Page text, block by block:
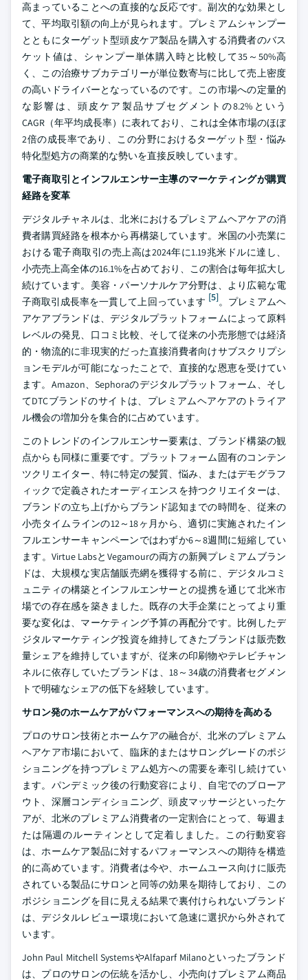
高まっていることへの直接的な反応です。副次的な効果とし
て、平均取引額の向上が見られます。プレミアムシャンプー
とともにターゲット型頭皮ケア製品を購入する消費者のバス
ケット値は、シャンプー単体購入時と比較して35～50%高
く、この治療サブカテゴリーが単位数寄与に比して売上密度
の高いドライバーとなっているのです。この市場への定量的
な影響は、頭皮ケア製品サブセグメントの8.2%という
CAGR（年平均成長率）に表れており、これは全体市場のほぼ
2倍の成長率であり、この分野におけるターゲット型・悩み
特化型処方の商業的な勢いを直接反映しています。
電子商取引とインフルエンサー主導のマーケティングが購買
経路を変革
デジタルチャネルは、北米におけるプレミアムヘアケアの消
費者購買経路を根本から再構築しています。米国の小売業に
おける電子商取引の売上高は2024年に1.19兆米ドルに達し、
小売売上高全体の16.1%を占めており、この割合は毎年拡大し
続けています。美容・パーソナルケア分野は、より広範な電
子商取引成長率を一貫して上回っています [5]。プレミアムヘ
アケアブランドは、デジタルプラットフォームによって原料
レベルの発見、口コミ比較、そして従来の小売形態では経済
的・物流的に非現実的だった直接消費者向けサブスクリプシ
ョンモデルが可能になったことで、直接的な恩恵を受けてい
ます。Amazon、Sephoraのデジタルプラットフォーム、そし
てDTCブランドのサイトは、プレミアムヘアケアのトライア
ル機会の増加分を集合的に占めています。
このトレンドのインフルエンサー要素は、ブランド構築の観
点からも同様に重要です。プラットフォーム固有のコンテン
ツクリエイター、特に特定の髪質、悩み、またはデモグラフ
ィックで定義されたオーディエンスを持つクリエイターは、
ブランドの立ち上げからブランド認知までの時間を、従来の
小売タイムラインの12～18ヶ月から、適切に実施されたイン
フルエンサーキャンペーンではわずか6～8週間に短縮してい
ます。Virtue LabsとVegamourの両方の新興プレミアムブラン
ドは、大規模な実店舗販売網を獲得する前に、デジタルコミ
ュニティの構築とインフルエンサーとの提携を通じて北米市
場での存在感を築きました。既存の大手企業にとってより重
要な変化は、マーケティング予算の再配分です。比例したデ
ジタルマーケティング投資を維持してきたブランドは販売数
量シェアを維持していますが、従来の印刷物やテレビチャン
ネルに依存していたブランドは、18～34歳の消費者セグメン
トで明確なシェアの低下を経験しています。
サロン発のホームケアがパフォーマンスへの期待を高める
プロのサロン技術とホームケアの融合が、北米のプレミアム
ヘアケア市場において、臨床的またはサロングレードのポジ
ショニングを持つプレミアム処方への需要を牽引し続けてい
ます。パンデミック後の行動変容により、自宅でのブローア
ウト、深層コンディショニング、頭皮マッサージといったケ
アが、北米のプレミアム消費者の一定割合にとって、毎週ま
たは隔週のルーティンとして定着しました。この行動変容
は、ホームケア製品に対するパフォーマンスへの期待を構造
的に高めています。消費者は今や、ホームユース向けに販売
されている製品にサロンと同等の効果を期待しており、この
ポジショニングを目に見える結果で裏付けられないブランド
は、デジタルレビュー環境において急速に選択から外されて
います。
John Paul Mitchell SystemsやAlfaparf Milanoといったブランド
は、プロのサロンの伝統を活かし、小売向けプレミアム商品